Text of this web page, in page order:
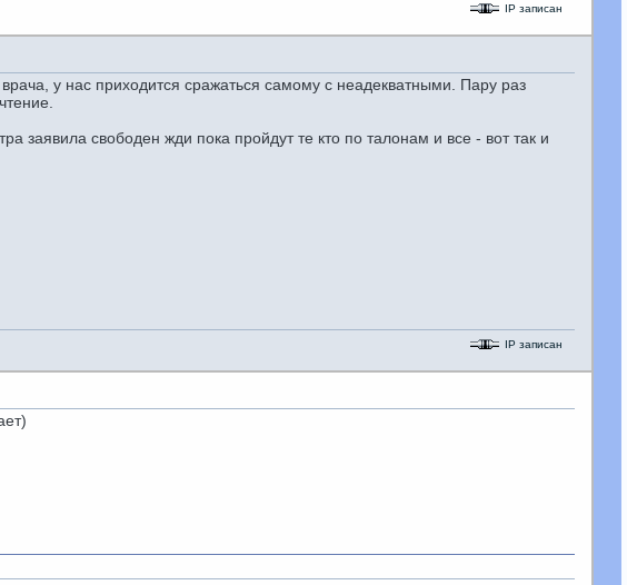
IP записан
у нас приходится сражаться самому с неадекватными. Пару раз
заявила свободен жди пока пройдут те кто по талонам и все - вот так и
IP записан